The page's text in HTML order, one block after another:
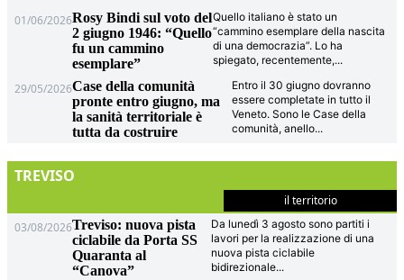
01/06/2026Rosy Bindi sul voto del
2 giugno 1946: “Quello
fu un cammino
esemplare”
Quello italiano è stato un
“cammino esemplare della nascita
di una democrazia”. Lo ha
spiegato, recentemente,...
29/05/2026Case della comunità
pronte entro giugno, ma
la sanità territoriale è
tutta da costruire
Entro il 30 giugno dovranno
essere completate in tutto il
Veneto. Sono le Case della
comunità, anello...
TREVISO
il territorio
03/08/2026Treviso: nuova pista
ciclabile da Porta SS
Quaranta al
“Canova”
Da lunedì 3 agosto sono partiti i
lavori per la realizzazione di una
nuova pista ciclabile
bidirezionale...